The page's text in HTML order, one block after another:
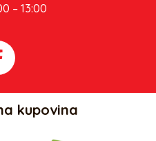
– 13:00
kupovina